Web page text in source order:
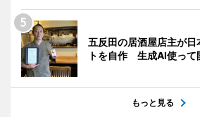
五反田の居酒屋店主が日
トを自作 生成AI使って
もっと見る